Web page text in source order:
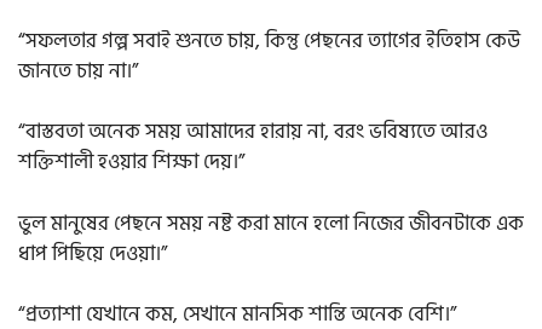
“সফলতার গল্প সবাই শুনতে চায়, কিন্তু পেছনের ত্যাগের ইতিহাস কেউ
জানতে চায় না।”
“বাস্তবতা অনেক সময় আমাদের হারায় না, বরং ভবিষ্যতে আরও
শক্তিশালী হওয়ার শিক্ষা দেয়।”
ভুল মানুষের পেছনে সময় নষ্ট করা মানে হলো নিজের জীবনটাকে এক
ধাপ পিছিয়ে দেওয়া।”
“প্রত্যাশা যেখানে কম, সেখানে মানসিক শান্তি অনেক বেশি।”